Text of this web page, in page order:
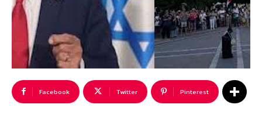
Facebook Twitter Pinterest